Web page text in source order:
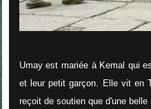
Umay est mariée à Kemal qui
et leur petit garçon. Elle vit en
reçoit de soutien que d'une